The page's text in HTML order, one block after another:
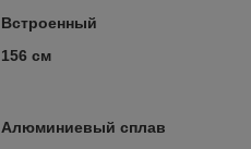
Встроенный
156 см
Алюминиевый сплав